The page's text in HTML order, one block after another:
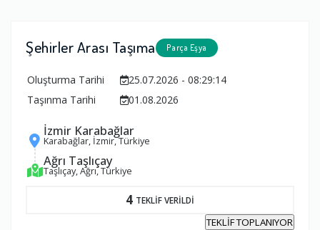
Şehirler Arası Taşıma Parça Eşya
Oluşturma Tarihi
25.07.2026 - 08:29:14
Taşınma Tarihi
01.08.2026
İzmir Karabağlar
Karabağlar, İzmir, Türkiye
Ağrı Taşlıçay
Taşlıçay, Ağrı, Türkiye
4 TEKLİF VERİLDİ
TEKLİF TOPLANIYOR